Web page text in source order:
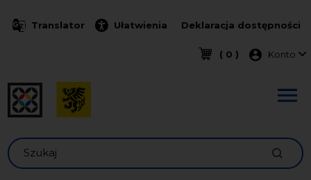
Translator Ułatwienia Deklaracja dostępności
( 0 ) Menu
Konto
Szukaj